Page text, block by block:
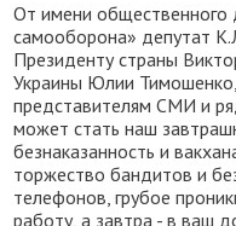
От имени
самооборона» депутат
Президенту страны
Украины Юлии
представителям СМИ и
может стать наш
безнаказанность и
торжество бандитов и
телефонов, грубое
работу, а завтра - в ваш